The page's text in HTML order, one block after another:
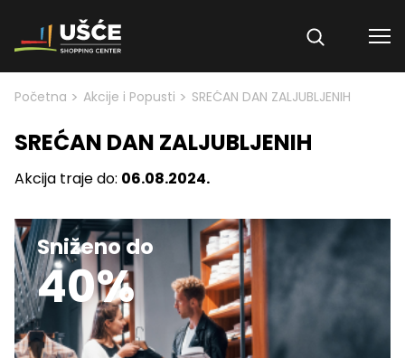
Skip to content
Početna > Akcije i Popusti > SREĆAN DAN ZALJUBLJENIH
SREĆAN DAN ZALJUBLJENIH
Akcija traje do: 06.08.2024.
Sniženo do
40%